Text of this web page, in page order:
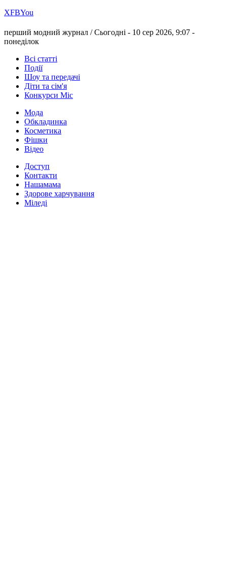
ХFBYou
перший модний журнал /Сьогодні - 10 сер 2026, 9:07 -
понеділок
Всі статті
Події
Шоу та передачі
Діти та сім'я
Конкурси Міс
Мода
Обкладинка
Косметика
Фішки
Відео
Доступ
Контакти
Нашамама
Здорове харчування
Міледі